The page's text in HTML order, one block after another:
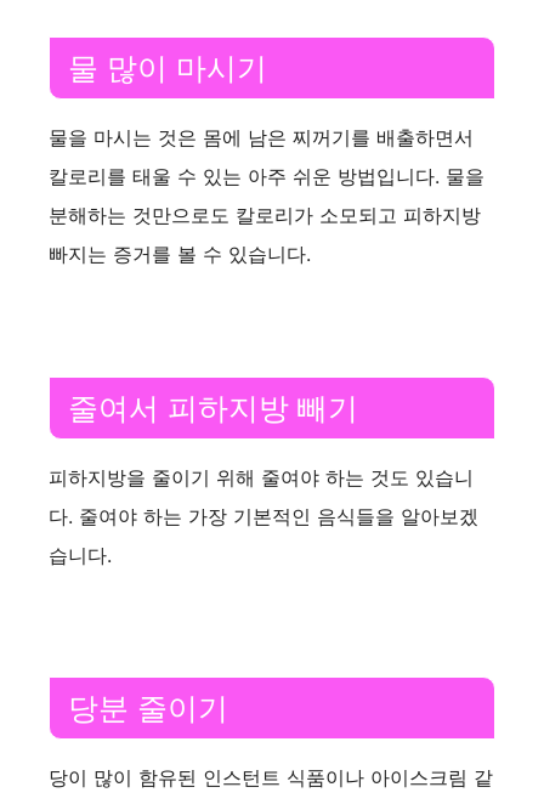
물 많이 마시기
물을 마시는 것은 몸에 남은 찌꺼기를 배출하면서
칼로리를 태울 수 있는 아주 쉬운 방법입니다. 물을
분해하는 것만으로도 칼로리가 소모되고 피하지방
빠지는 증거를 볼 수 있습니다.
줄여서 피하지방 빼기
피하지방을 줄이기 위해 줄여야 하는 것도 있습니
다. 줄여야 하는 가장 기본적인 음식들을 알아보겠
습니다.
당분 줄이기
당이 많이 함유된 인스턴트 식품이나 아이스크림 같